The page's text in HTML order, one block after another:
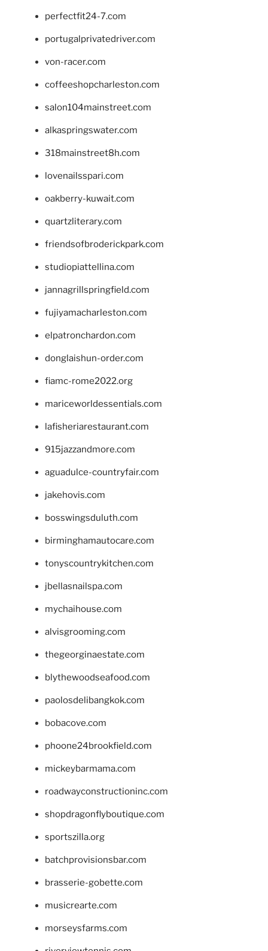
perfectfit24-7.com
portugalprivatedriver.com
von-racer.com
coffeeshopcharleston.com
salon104mainstreet.com
alkaspringswater.com
318mainstreet8h.com
lovenailsspari.com
oakberry-kuwait.com
quartzliterary.com
friendsofbroderickpark.com
studiopiattellina.com
jannagrillspringfield.com
fujiyamacharleston.com
elpatronchardon.com
donglaishun-order.com
fiamc-rome2022.org
mariceworldessentials.com
lafisheriarestaurant.com
915jazzandmore.com
aguadulce-countryfair.com
jakehovis.com
bosswingsduluth.com
birminghamautocare.com
tonyscountrykitchen.com
jbellasnailspa.com
mychaihouse.com
alvisgrooming.com
thegeorginaestate.com
blythewoodseafood.com
paolosdelibangkok.com
bobacove.com
phoone24brookfield.com
mickeybarmama.com
roadwayconstructioninc.com
shopdragonflyboutique.com
sportszilla.org
batchprovisionsbar.com
brasserie-gobette.com
musicrearte.com
morseysfarms.com